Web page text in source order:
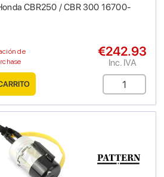
CBR250 / CBR 300 16700-
de
€242.93
Inc. IVA